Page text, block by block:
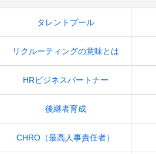
タレントプール
リクルーティングの意味とは
HRビジネスパートナー
後継者育成
CHRO（最高人事責任者）